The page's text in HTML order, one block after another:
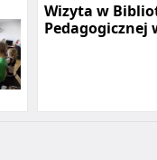
Wizyta w
Pedagogicznej